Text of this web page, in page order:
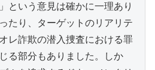
という意見は確かに一理あり
たり、ターゲットのリアリテ
レ詐欺の潜入捜査における罪
る部分もありました。しか